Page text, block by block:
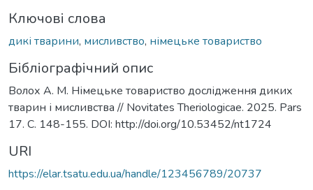
Ключові слова
дикі тварини, мисливство, німецьке товариство
Бібліографічний опис
Волох А. М. Німецьке товариство дослідження диких
тварин і мисливства // Novitates Theriologicae. 2025. Pars
17. С. 148-155. DOI: http://doi.org/10.53452/nt1724
URI
https://elar.tsatu.edu.ua/handle/123456789/20737